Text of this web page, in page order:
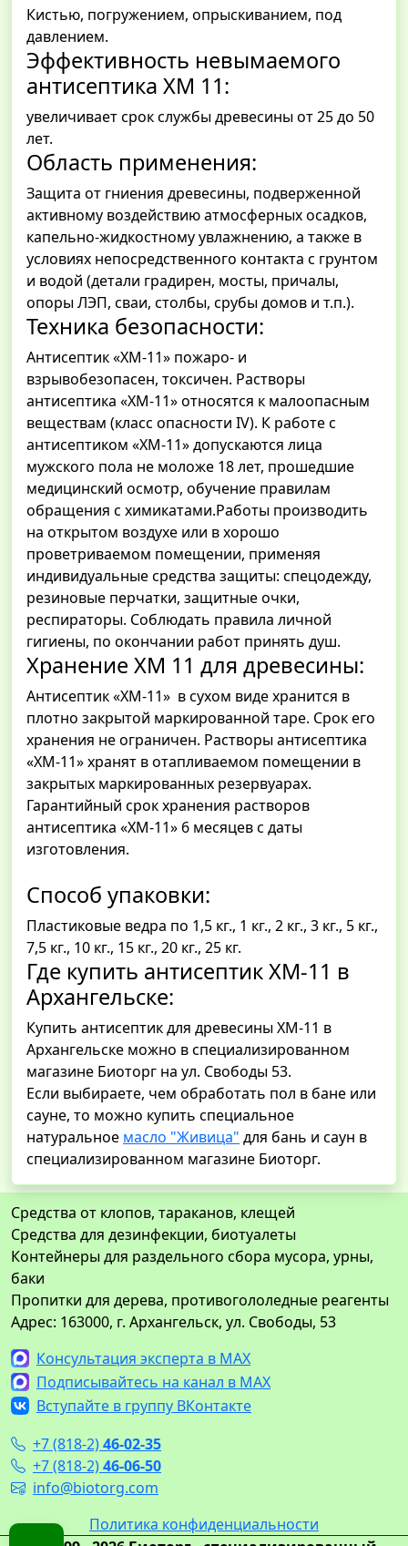
Кистью, погружением, опрыскиванием, под
давлением.
Эффективность невымаемого
антисептика ХМ 11:
увеличивает срок службы древесины от 25 до 50
лет.
Область применения:
Защита от гниения древесины, подверженной
активному воздействию атмосферных осадков,
капельно-жидкостному увлажнению, а также в
условиях непосредственного контакта с грунтом
и водой (детали градирен, мосты, причалы,
опоры ЛЭП, сваи, столбы, срубы домов и т.п.).
Техника безопасности:
Антисептик «ХМ-11» пожаро- и
взрывобезопасен, токсичен. Растворы
антисептика «ХМ-11» относятся к малоопасным
веществам (класс опасности IV). К работе с
антисептиком «ХМ-11» допускаются лица
мужского пола не моложе 18 лет, прошедшие
медицинский осмотр, обучение правилам
обращения с химикатами.Работы производить
на открытом воздухе или в хорошо
проветриваемом помещении, применяя
индивидуальные средства защиты: спецодежду,
резиновые перчатки, защитные очки,
респираторы. Соблюдать правила личной
гигиены, по окончании работ принять душ.
Хранение ХМ 11 для древесины:
Антисептик «ХМ-11» в сухом виде хранится в
плотно закрытой маркированной таре. Срок его
хранения не ограничен. Растворы антисептика
«ХМ-11» хранят в отапливаемом помещении в
закрытых маркированных резервуарах.
Гарантийный срок хранения растворов
антисептика «ХМ-11» 6 месяцев с даты
изготовления.
Способ упаковки:
Пластиковые ведра по 1,5 кг., 1 кг., 2 кг., 3 кг., 5 кг.,
7,5 кг., 10 кг., 15 кг., 20 кг., 25 кг.
Где купить антисептик ХМ-11 в
Архангельске:
Купить антисептик для древесины ХМ-11 в
Архангельске можно в специализированном
магазине Биоторг на ул. Свободы 53.
Если выбираете, чем обработать пол в бане или
сауне, то можно купить специальное
натуральное масло "Живица" для бань и саун в
специализированном магазине Биоторг.
Средства от клопов, тараканов, клещей
Средства для дезинфекции, биотуалеты
Контейнеры для раздельного сбора мусора, урны,
баки
Пропитки для дерева, противогололедные реагенты
Адрес: 163000, г. Архангельск, ул. Свободы, 53
Консультация эксперта в MAX
Подписывайтесь на канал в MAX
Вступайте в группу ВКонтакте
+7 (818-2)46-02-35
+7 (818-2)46-06-50
info@biotorg.com
Политика конфиденциальности